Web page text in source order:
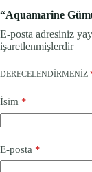
“Aquamarine
E-posta adresiniz
işaretlenmişlerdir
DERECELENDIRMENIZ
İsim *
E-posta *